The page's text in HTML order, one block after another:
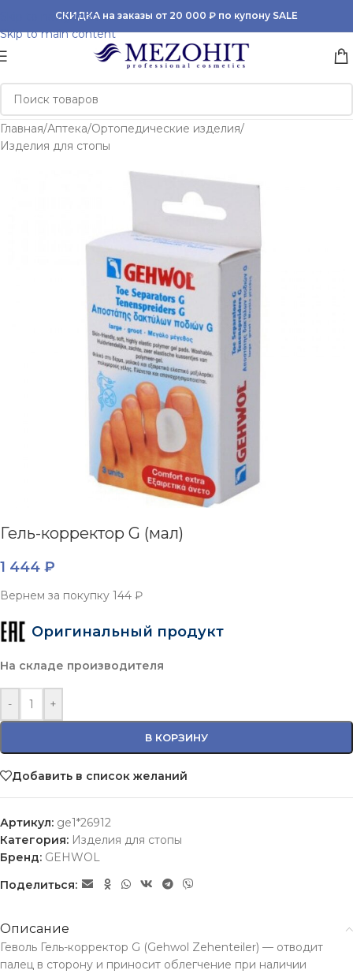
Skip to navigation
Skip to main content
СКИДКА на заказы от 20 000 ₽ по купону SALE
Главная/Аптека/Ортопедические изделия/
Изделия для стопы
Гель-корректор G (мал)
1 444 ₽
Вернем за покупку 144 ₽
Оригинальный продукт
На складе производителя
- +
В КОРЗИНУ
Добавить в список желаний
Артикул: ge1*26912
Категория: Изделия для стопы
Бренд: GEHWOL
Поделиться:
Описание
Геволь Гель-корректор G (Gehwol Zehenteiler) — отводит
палец в сторону и приносит облегчение при наличии